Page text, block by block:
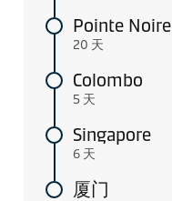
Pointe Noire
20 天
Colombo
5 天
Singapore
6 天
厦门